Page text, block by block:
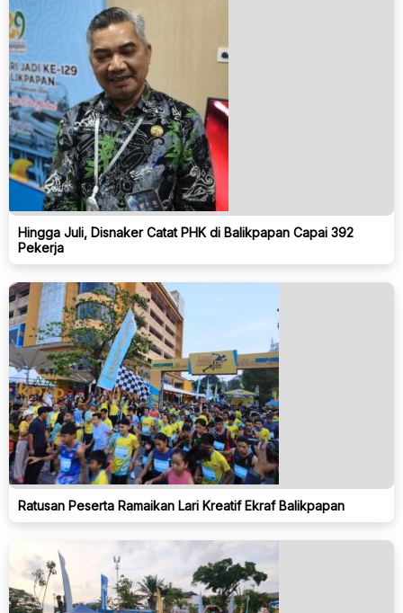
Hingga Juli, Disnaker Catat PHK di Balikpapan Capai 392
Pekerja
Ratusan Peserta Ramaikan Lari Kreatif Ekraf Balikpapan